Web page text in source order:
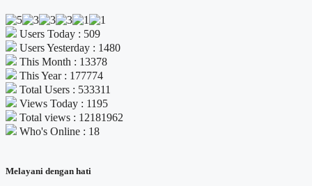
Users Today : 509
Users Yesterday : 1480
This Month : 13378
This Year : 177774
Total Users : 533311
Views Today : 1195
Total views : 12181962
Who's Online : 18
Melayani dengan hati